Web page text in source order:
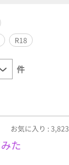
R18
件
お気に入り : 3,823
た